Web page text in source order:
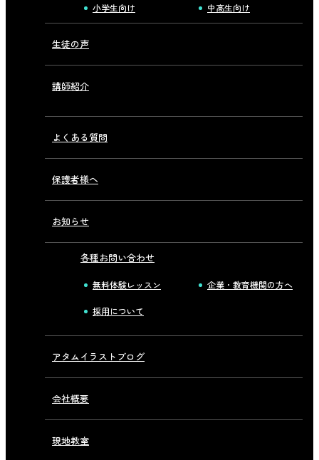
小学生向け 中高生向け
生徒の声
講師紹介
よくある質問
保護者様へ
お知らせ
各種お問い合わせ
無料体験レッスン 企業・教育機関の方へ
採用について
アタムイラストブログ
会社概要
現地教室